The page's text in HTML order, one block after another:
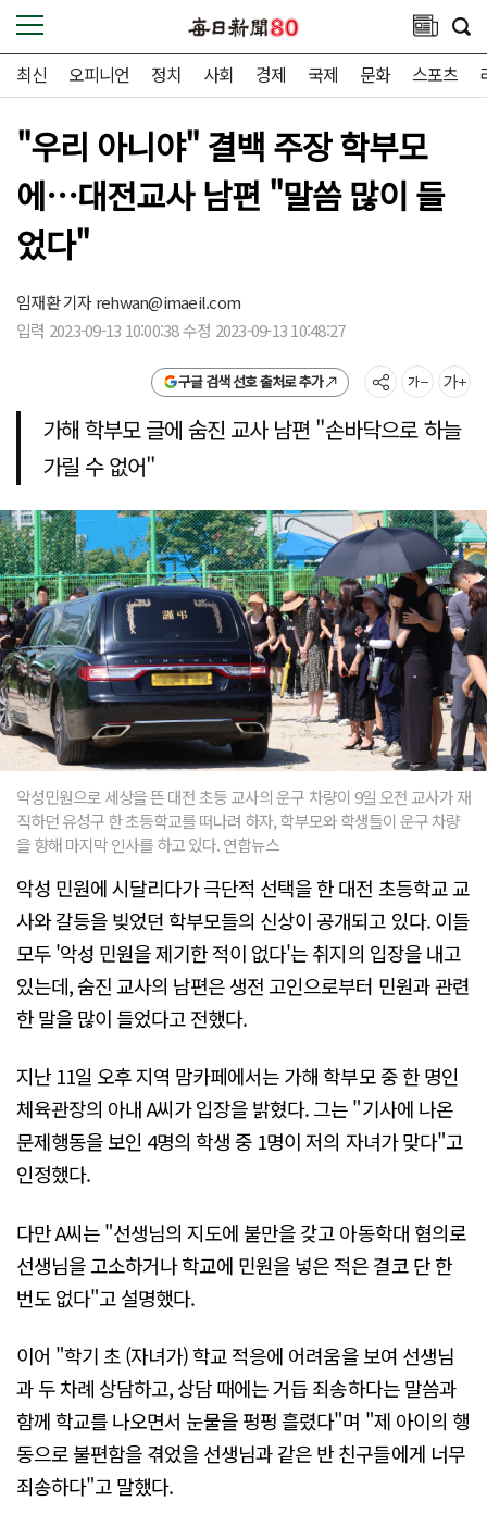
최신 오피니언 정치 사회 경제 국제 문화 스포츠
"우리 아니야" 결백 주장 학부모
에…대전교사 남편 "말씀 많이 들
었다"
임재환 기자rehwan@imaeil.com
입력 2023-09-13 10:00:38 수정 2023-09-13 10:48:27
구글 검색 선호 출처로 추가
가해 학부모 글에 숨진 교사 남편 "손바닥으로 하늘
가릴 수 없어"
악성민원으로 세상을 뜬 대전 초등 교사의 운구 차량이 9일 오전 교사가 재
직하던 유성구 한 초등학교를 떠나려 하자, 학부모와 학생들이 운구 차량
을 향해 마지막 인사를 하고 있다. 연합뉴스
악성 민원에 시달리다가 극단적 선택을 한 대전 초등학교 교
사와 갈등을 빚었던 학부모들의 신상이 공개되고 있다. 이들
모두 '악성 민원을 제기한 적이 없다'는 취지의 입장을 내고
있는데, 숨진 교사의 남편은 생전 고인으로부터 민원과 관련
한 말을 많이 들었다고 전했다.
지난 11일 오후 지역 맘카페에서는 가해 학부모 중 한 명인
체육관장의 아내 A씨가 입장을 밝혔다. 그는 "기사에 나온
문제행동을 보인 4명의 학생 중 1명이 저의 자녀가 맞다"고
인정했다.
다만 A씨는 "선생님의 지도에 불만을 갖고 아동학대 혐의로
선생님을 고소하거나 학교에 민원을 넣은 적은 결코 단 한
번도 없다"고 설명했다.
이어 "학기 초 (자녀가) 학교 적응에 어려움을 보여 선생님
과 두 차례 상담하고, 상담 때에는 거듭 죄송하다는 말씀과
함께 학교를 나오면서 눈물을 펑펑 흘렸다"며 "제 아이의 행
동으로 불편함을 겪었을 선생님과 같은 반 친구들에게 너무
죄송하다"고 말했다.